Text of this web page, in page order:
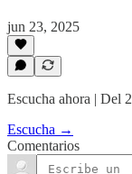
jun 23, 2025
Escucha ahora | Del
Escucha →
Comentarios